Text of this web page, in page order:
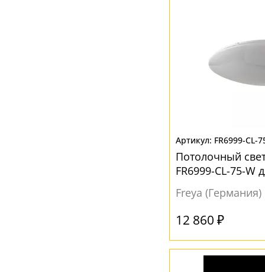
FR6999-CL-
Потолочный
FR6999-CL-75-W
Freya (Германия)
12 860 ₽